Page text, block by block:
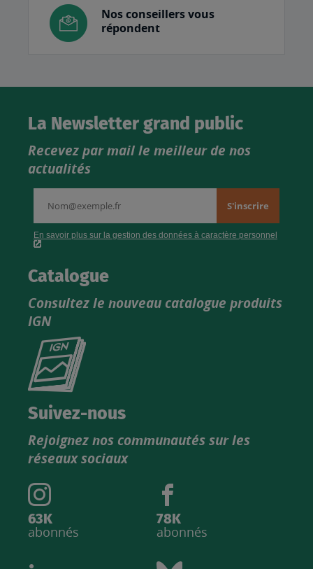
Nos conseillers vous
répondent
La Newsletter grand public
Recevez par mail le meilleur de nos
actualités
Catalogue
Consultez le nouveau catalogue produits
IGN
Consultez
catalogue
IGN
Suivez-nous
Rejoignez nos communautés sur les
réseaux sociaux
63K
abonnés
78K
abonnés